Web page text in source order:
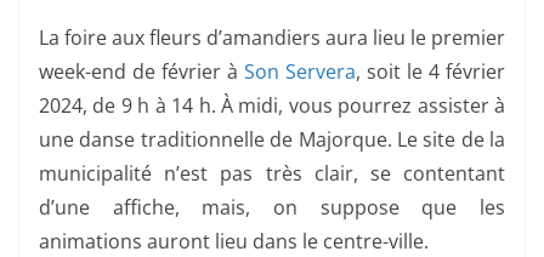
La foire aux fleurs d’amandiers aura lieu le premier
week-end de février à Son Servera, soit le 4 février
2024, de 9 h à 14 h. À midi, vous pourrez assister à
une danse traditionnelle de Majorque. Le site de la
municipalité n’est pas très clair, se contentant
d’une affiche, mais, on suppose que les
animations auront lieu dans le centre-ville.